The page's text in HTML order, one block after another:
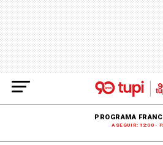
PROGRAMA
A SEGUIR: 12:00 -